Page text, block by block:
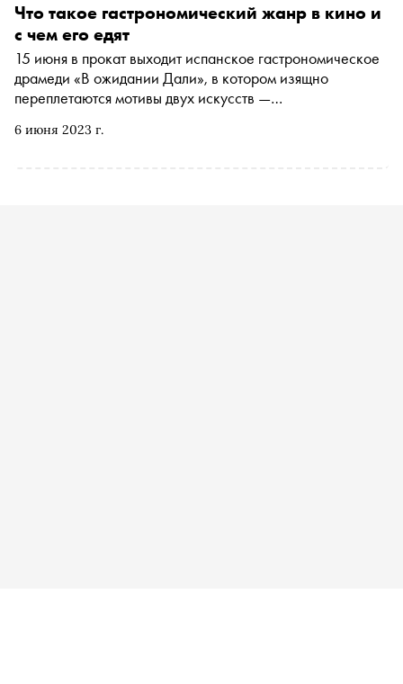
6 июня 2023 г.
Что такое гастрономический жанр в кино и
с чем его едят
15 июня в прокат выходит испанское гастрономическое
драмеди «В ожидании Дали», в котором изящно
переплетаются мотивы двух искусств —
взглядом историю жанра и прослеживает путь еды в